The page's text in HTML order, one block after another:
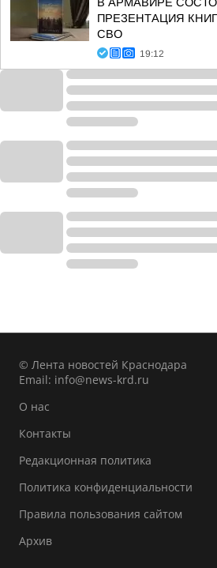
ПРЕЗЕНТАЦИЯ
СВО
19:12
© Лента новостей Краснодара
Email: info@news-krd.ru
О нас
Контакты
Редакционная политика
Политика конфиденциальности
Правила пользования сайтом
Архив